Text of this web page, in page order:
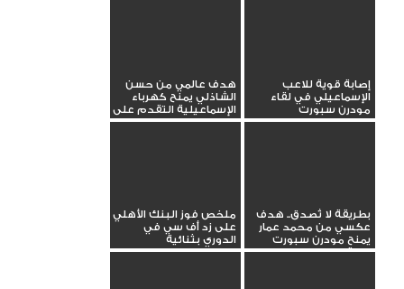
إصابة قوية للاعب
الإسماعيلي في لقاء
مودرن سبورت
هدف عالمي من حسن
الشاذلي يمنح كهرباء
الإسماعيلية التقدم على
طلائع...
بطريقة لا تُصدق.. هدف
عكسي من محمد عمار
يمنح مودرن سبورت
التقدم في...
ملخص فوز البنك الأهلي
على زد أف سي في
الدوري بثنائية